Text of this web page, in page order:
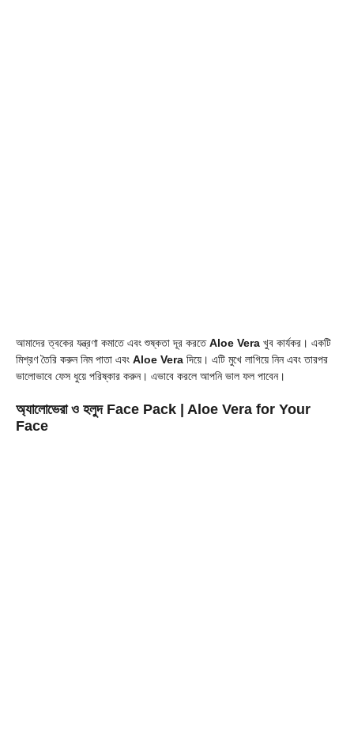
আমাদের ত্বকের যন্ত্রণা কমাতে এবং শুষ্কতা দূর করতেAloe Vera খুব কার্যকর। একটি
মিশ্রণ তৈরি করুন নিম পাতা এবং Aloe Vera দিয়ে। এটি মুখে লাগিয়ে নিন এবং তারপর
ভালোভাবে ফেস ধুয়ে পরিষ্কার করুন। এভাবে করলে আপনি ভাল ফল পাবেন।
অ্যালোভেরা ও হলুদ Face Pack | Aloe Vera for Your
Face